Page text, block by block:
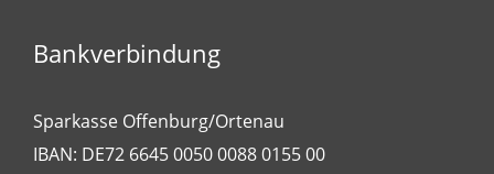
Bankverbindung
Sparkasse Offenburg/Ortenau
IBAN: DE72 6645 0050 0088 0155 00